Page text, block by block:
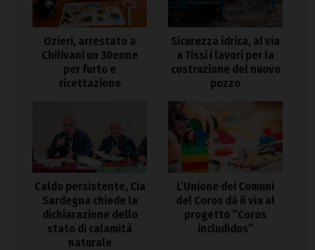
Ozieri, arrestato a
Chilivani un 30enne
per furto e
ricettazione
Sicurezza idrica, al via
a Tissi i lavori per la
costruzione del nuovo
pozzo
Caldo persistente, Cia
Sardegna chiede la
dichiarazione dello
stato di calamità
naturale
L’Unione dei Comuni
del Coros dà il via al
progetto “Coros
includidos”